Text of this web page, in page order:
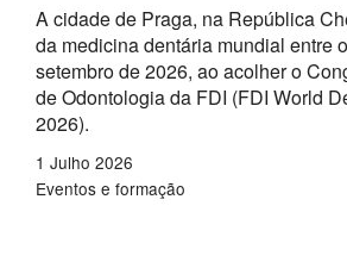
A cidade de Praga, na República
da medicina dentária mundial entre
setembro de 2026, ao acolher o
de Odontologia da FDI (FDI World
2026).
1 Julho 2026
Eventos e formação